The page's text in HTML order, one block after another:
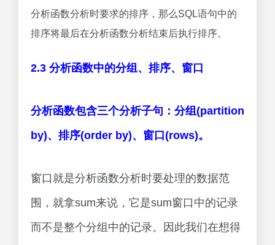
分析函数分析时要求的排序，那么SQL语句中的
排序将最后在分析函数分析结束后执行排序。
2.3 分析函数中的分组、排序、窗口
分析函数包含三个分析子句：分组(partition
by)、排序(order by)、窗口(rows)。
窗口就是分析函数分析时要处理的数据范
围，就拿sum来说，它是sum窗口中的记录
而不是整个分组中的记录。因此我们在想得